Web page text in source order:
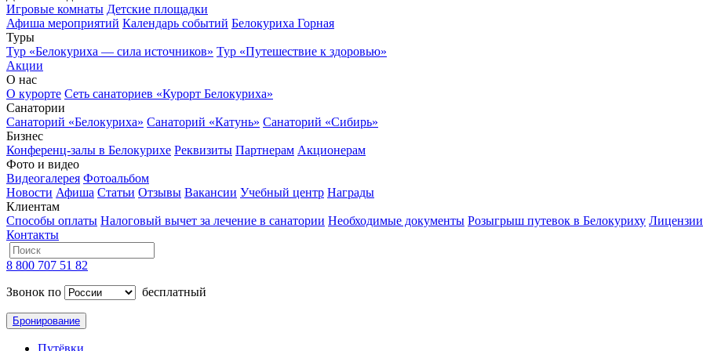
Игровые комнаты Детские площадки
Афиша мероприятий Календарь событий Белокуриха Горная
Туры
Тур «Белокуриха — сила источников» Тур «Путешествие к здоровью»
Акции
О нас
О курорте Сеть санаториев «Курорт Белокуриха»
Санатории
Санаторий «Белокуриха» Санаторий «Катунь» Санаторий «Сибирь»
Бизнес
Конференц-залы в Белокурихе Реквизиты Партнерам Акционерам
Фото и видео
Видеогалерея Фотоальбом
Новости Афиша Статьи Отзывы Вакансии Учебный центр Награды
Клиентам
Способы оплаты Налоговый вычет за лечение в санатории Необходимые документы Розыгрыш путевок в Белокуриху
Контакты
8 800 707 51 82
Звонок по
бесплатный
Бронирование
Путёвки